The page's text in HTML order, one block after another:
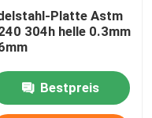
Platte Astm
304h helle 0.3mm
Bestpreis